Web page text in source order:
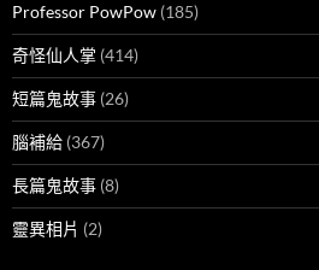
Professor PowPow (185)
奇怪仙人掌 (414)
短篇鬼故事 (26)
腦補給 (367)
長篇鬼故事 (8)
靈異相片 (2)